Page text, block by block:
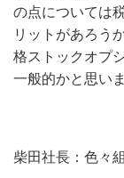
の点については
リットがあろう
格ストックオプ
一般的かと思いま
柴田社長：色々